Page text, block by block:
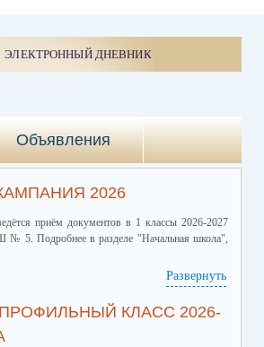
ЭЛЕКТРОННЫЙ ДНЕВНИК
Объявления
2026
приём документов в 1 классы 2026-2027
5. Подробнее в разделе "Начальная школа",
Развернуть
КЛАСС 2026-